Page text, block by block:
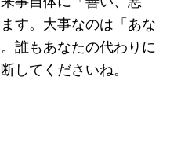
す。大事なのは「あな
誰もあなたの代わりに
してくださいね。